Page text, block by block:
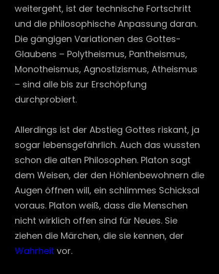
weitergeht, ist der technische Fortschritt
und die philosophische Anpassung daran.
Die gängigen Variationen des Gottes-
Glaubens – Polytheismus, Pantheismus,
Monotheismus, Agnostizismus, Atheismus
– sind alle bis zur Erschöpfung
durchprobiert.
Allerdings ist der Abstieg Gottes riskant, ja
sogar lebensgefährlich. Auch das wussten
schon die alten Philosophen. Platon sagt
dem Weisen, der den Höhlenbewohnern die
Augen öffnen will, ein schlimmes Schicksal
voraus. Platon weiß, dass die Menschen
nicht wirklich offen sind für Neues. Sie
ziehen die Märchen, die sie kennen, der
Wahrheit vor.